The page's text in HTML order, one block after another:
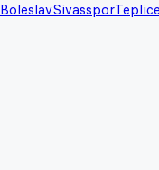
BoleslavSivassporTeplice